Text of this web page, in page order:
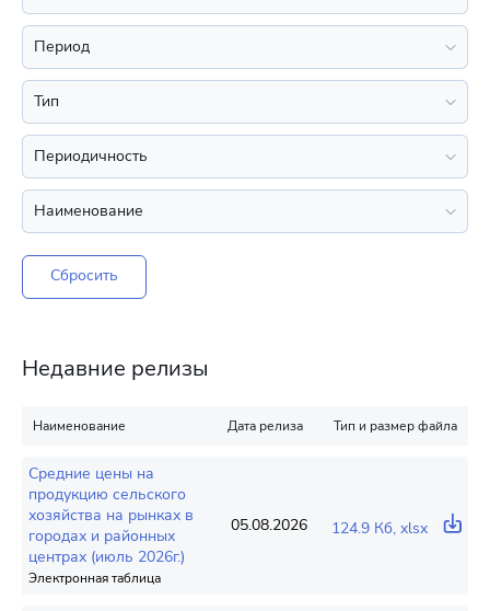
Сбросить
Недавние релизы
Наименование Дата релиза Тип и размер файла
Средние цены на
продукцию сельского
хозяйства на рынках в
городах и районных
центрах (июль 2026г.)
Электронная таблица
05.08.2026 124.9 Кб, xlsx